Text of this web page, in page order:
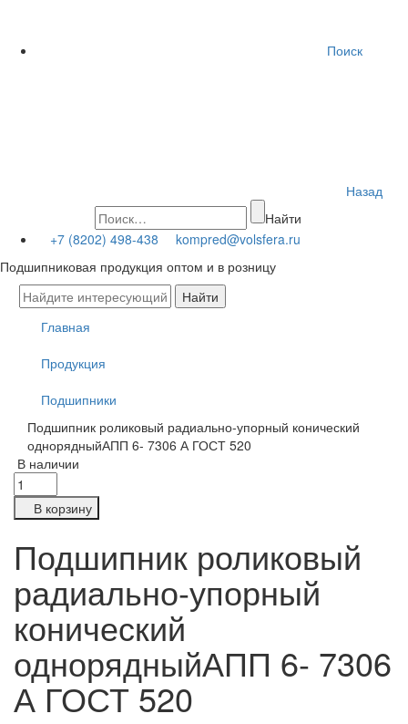
Поиск
Назад
Найти
+7 (8202) 498-438
kompred@volsfera.ru
Подшипниковая продукция оптом и в розницу
Главная
Продукция
Подшипники
Подшипник роликовый радиально-упорный конический
однорядныйАПП 6- 7306 А ГОСТ 520
В наличии
В корзину
Подшипник роликовый
радиально-упорный
конический
однорядныйАПП 6- 7306
А ГОСТ 520